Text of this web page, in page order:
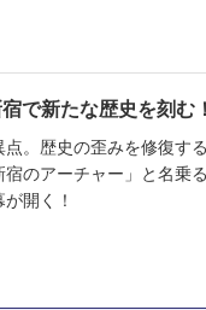
で新たな歴史を刻む！
。歴史の歪みを修復す
のアーチャー」と名乗る
開く！